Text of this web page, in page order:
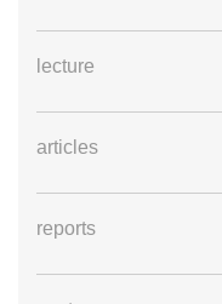
lecture
articles
reports